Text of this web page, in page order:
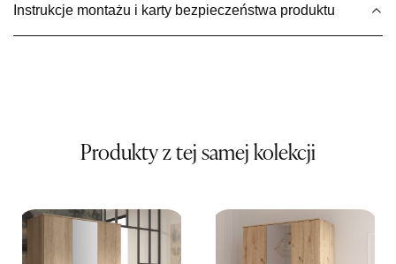
76-200 SŁUPSK
Pn-Pt: 10:00-18:00, Sb: 10:00-15:00
799,00 zł
Instrukcje montażu i karty bezpieczeństwa produktu
Produkty z tej samej kolekcji